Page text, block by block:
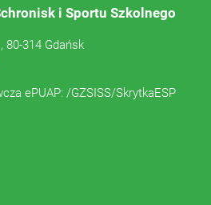
i Sportu Szkolnego
80-314 Gdańsk
ePUAP: /GZSISS/SkrytkaESP